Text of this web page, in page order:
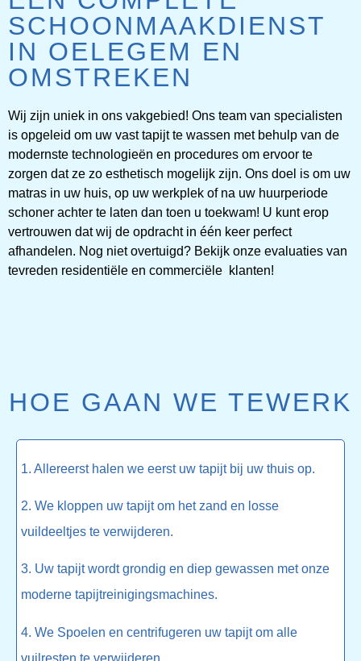
SCHOONMAAKDIENST
IN OELEGEM EN
OMSTREKEN
Wij zijn uniek in ons vakgebied! Ons team van specialisten
is opgeleid om uw vast tapijt te wassen met behulp van de
modernste technologieën en procedures om ervoor te
zorgen dat ze zo esthetisch mogelijk zijn. Ons doel is om uw
matras in uw huis, op uw werkplek of na uw huurperiode
schoner achter te laten dan toen u toekwam! U kunt erop
vertrouwen dat wij de opdracht in één keer perfect
afhandelen. Nog niet overtuigd? Bekijk onze evaluaties van
tevreden residentiële en commerciële klanten!
HOE GAAN WE TEWERK
1. Allereerst halen we eerst uw tapijt bij uw thuis op.
2. We kloppen uw tapijt om het zand en losse
vuildeeltjes te verwijderen.
3. Uw tapijt wordt grondig en diep gewassen met onze
moderne tapijtreinigingsmachines.
4. We Spoelen en centrifugeren uw tapijt om alle
vuilresten te verwijderen.